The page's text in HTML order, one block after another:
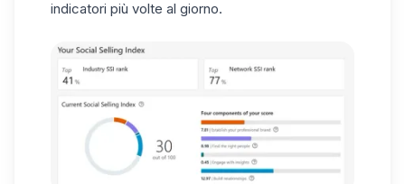
indicatori più volte al giorno.